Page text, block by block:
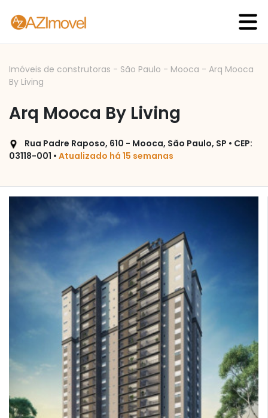
Imóveis de construtoras - São Paulo - Mooca - Arq Mooca
By Living
Arq Mooca By Living
Rua Padre Raposo, 610 - Mooca, São Paulo, SP • CEP:
03118-001 • Atualizado há 15 semanas